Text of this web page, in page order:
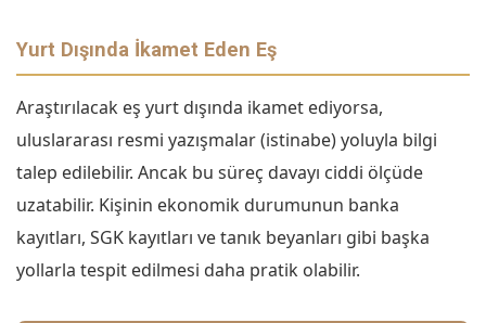
Yurt Dışında İkamet Eden Eş
Araştırılacak eş yurt dışında ikamet ediyorsa,
uluslararası resmi yazışmalar (istinabe) yoluyla bilgi
talep edilebilir. Ancak bu süreç davayı ciddi ölçüde
uzatabilir. Kişinin ekonomik durumunun banka
kayıtları, SGK kayıtları ve tanık beyanları gibi başka
yollarla tespit edilmesi daha pratik olabilir.